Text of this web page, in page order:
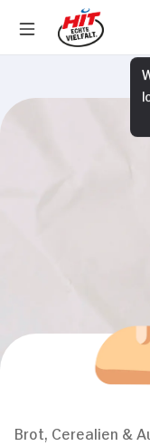
Brot, Cerealien &